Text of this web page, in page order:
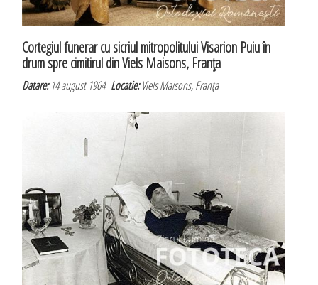
Cortegiul funerar cu sicriul mitropolitului Visarion Puiu în
drum spre cimitirul din Viels Maisons, Franţa
Datare:14 august 1964Locatie:Viels Maisons, Franţa